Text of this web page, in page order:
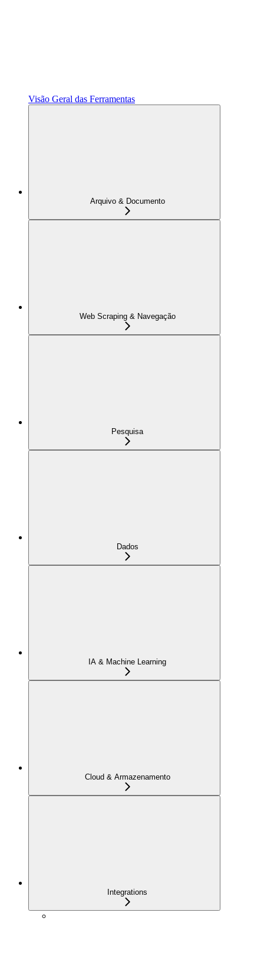
Visão Geral das Ferramentas
Arquivo & Documento
Web Scraping & Navegação
Pesquisa
Dados
IA & Machine Learning
Cloud & Armazenamento
Integrations